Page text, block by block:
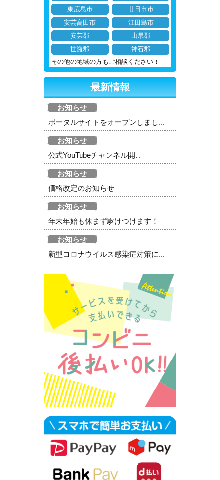
東広島市
廿日市市
安芸高田市
江田島市
安芸郡
山県郡
世羅郡
神石郡
その他の地域の方もご相談ください！
最新情報
お知らせ
ポータルサイトをオープンしまし...
お知らせ
公式YouTubeチャンネル開...
お知らせ
価格改定のお知らせ
お知らせ
年末年始も休まず駆けつけます！
お知らせ
新型コロナウイルス感染症対策に...